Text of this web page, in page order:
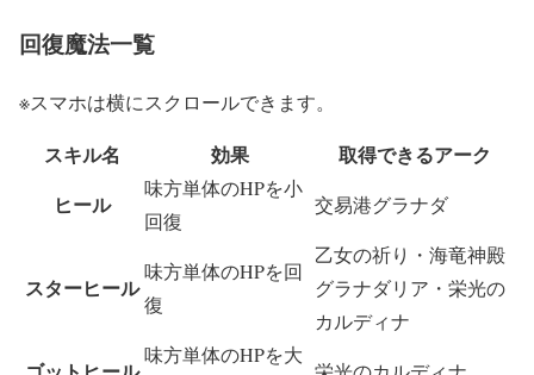
回復魔法一覧
※スマホは横にスクロールできます。
スキル名 効果
取得できるアーク
ヒール
味方単体のHPを小
回復
交易港グラナダ
スターヒール
味方単体のHPを回
復
乙女の祈り・海竜神殿
グラナダリア・栄光の
カルディナ
味方単体のHPを大